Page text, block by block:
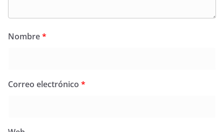
Nombre*
Correo electrónico *